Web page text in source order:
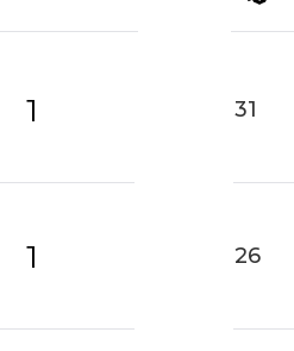
1
1
31
26